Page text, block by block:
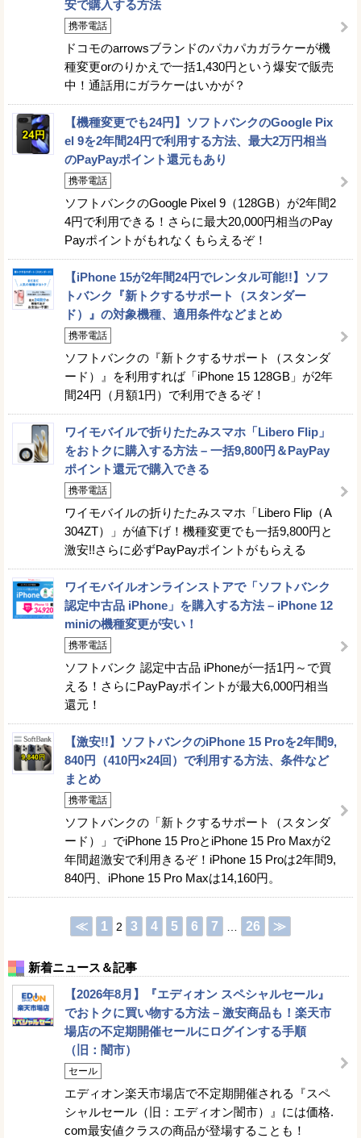
安で購入する方法
携帯電話
ドコモのarrowsブランドのパカパカガラケーが機
種変更orのりかえで一括1,430円という爆安で販売
中！通話用にガラケーはいかが？
【機種変更でも24円】ソフトバンクのGoogle Pix
el 9を2年間24円で利用する方法、最大2万円相当
のPayPayポイント還元もあり
携帯電話
ソフトバンクのGoogle Pixel 9（128GB）が2年間2
4円で利用できる！さらに最大20,000円相当のPay
Payポイントがもれなくもらえるぞ！
【iPhone 15が2年間24円でレンタル可能!!】ソフ
トバンク『新トクするサポート（スタンダー
ド）』の対象機種、適用条件などまとめ
携帯電話
ソフトバンクの『新トクするサポート（スタンダ
ード）』を利用すれば「iPhone 15 128GB」が2年
間24円（月額1円）で利用できるぞ！
ワイモバイルで折りたたみスマホ「Libero Flip」
をおトクに購入する方法 – 一括9,800円＆PayPay
ポイント還元で購入できる
携帯電話
ワイモバイルの折りたたみスマホ「Libero Flip（A
304ZT）」が値下げ！機種変更でも一括9,800円と
激安!!さらに必ずPayPayポイントがもらえる
ワイモバイルオンラインストアで「ソフトバンク
認定中古品 iPhone」を購入する方法 – iPhone 12
miniの機種変更が安い！
携帯電話
ソフトバンク 認定中古品 iPhoneが一括1円～で買
える！さらにPayPayポイントが最大6,000円相当
還元！
【激安!!】ソフトバンクのiPhone 15 Proを2年間9,
840円（410円×24回）で利用する方法、条件など
まとめ
携帯電話
ソフトバンクの「新トクするサポート（スタンダ
ード）」でiPhone 15 ProとiPhone 15 Pro Maxが2
年間超激安で利用きるぞ！iPhone 15 Proは2年間9,
840円、iPhone 15 Pro Maxは14,160円。
≪ 1 2 3 4 5 6 7 26 ≫
新着ニュース＆記事
【2026年8月】『エディオン スペシャルセール』
でおトクに買い物する方法 – 激安商品も！楽天市
場店の不定期開催セールにログインする手順
（旧：闇市）
セール
エディオン楽天市場店で不定期開催される『スペ
シャルセール（旧：エディオン闇市）』には価格.
com最安値クラスの商品が登場することも！